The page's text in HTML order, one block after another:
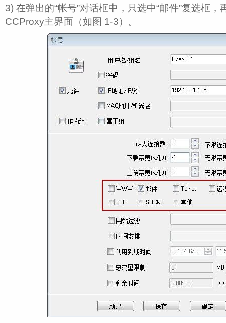
3) 在弹出的“帐号”对话框中，只选中“邮件”复选框，
CCProxy主界面（如图 1‑3）。